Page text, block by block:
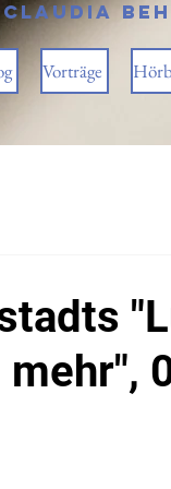
Vorträge
mehr",